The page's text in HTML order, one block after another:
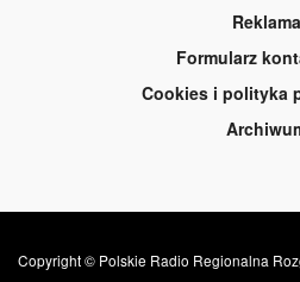
Reklama
Formularz
Cookies i polityka
Copyright © Polskie Radio Regionalna